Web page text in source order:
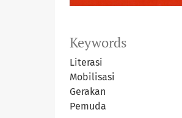
Keywords
Literasi
Mobilisasi
Gerakan
Pemuda